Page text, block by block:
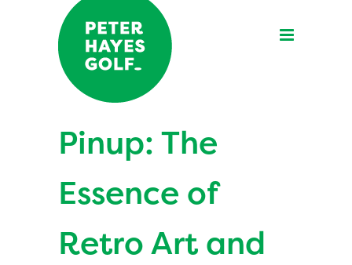
Pinup: The
Essence of
Retro Art and